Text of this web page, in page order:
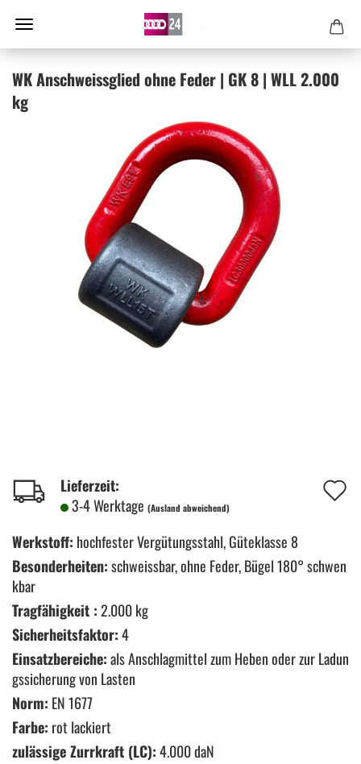
WK An­schweiss­glied ohne Feder | GK 8 | WLL 2.000
kg
Lieferzeit:
3-4 Werktage (Ausland abweichend)
Werkstoff: hochfester Vergütungsstahl, Güteklasse 8
Besonderheiten:schweissbar, ohne Feder, Bügel 180° schwen
kbar
Tragfähigkeit :2.000 kg
Sicherheitsfaktor:4
Einsatzbereiche:als Anschlagmittel zum Heben oder zur Ladun
gssicherung von Lasten
Norm: EN 1677
Farbe: rot lackiert
zulässige Zurrkraft (LC):4.000 daN